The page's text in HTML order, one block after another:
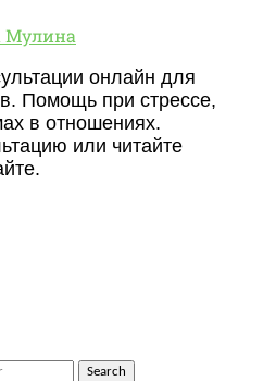
Мулина
онлайн для
Помощь при стрессе,
в отношениях.
или читайте